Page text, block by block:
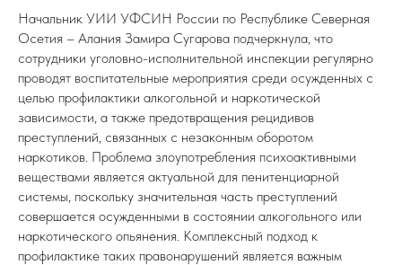
Начальник УИИ УФСИН России по Республике Северная
Осетия – Алания Замира Сугарова подчеркнула, что
сотрудники уголовно-исполнительной инспекции регулярно
проводят воспитательные мероприятия среди осужденных с
целью профилактики алкогольной и наркотической
зависимости, а также предотвращения рецидивов
преступлений, связанных с незаконным оборотом
наркотиков. Проблема злоупотребления психоактивными
веществами является актуальной для пенитенциарной
системы, поскольку значительная часть преступлений
совершается осужденными в состоянии алкогольного или
наркотического опьянения. Комплексный подход к
профилактике таких правонарушений является важным